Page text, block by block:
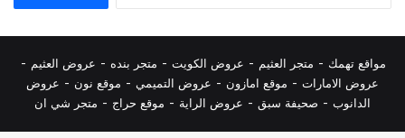
مواقع تهمك - متجر العثيم - عروض الكويت - متجر بنده - عروض العثيم -
عروض الامارات - موقع امازون - عروض التميمي - موقع نون - عروض
الدانوب - صحيفة سبق - عروض الراية - موقع حراج - متجر شي ان